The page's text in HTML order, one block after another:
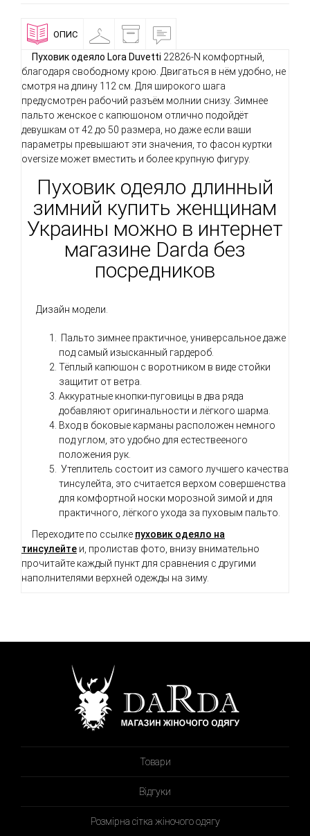
ОПИС ПРИМІРОЧНАДОСТАВКА
ОПЛАТА
Пуховик одеяло Lora Duvetti 22826-N комфортный,
благодаря свободному крою. Двигаться в нём удобно, не
смотря на длину 112 см. Для широкого шага
предусмотрен рабочий разъём молнии снизу. Зимнее
пальто женское с капюшоном отлично подойдёт
девушкам от 42 до 50 размера, но даже если ваши
параметры превышают эти значения, то фасон куртки
oversize может вместить и более крупную фигуру.
Пуховик одеяло длинный
зимний купить женщинам
Украины можно в интернет
магазине Darda без
посредников
Дизайн модели.
Пальто зимнее практичное, универсальное даже
под самый изысканный гардероб.
Тёплый капюшон с воротником в виде стойки
защитит от ветра.
Аккуратные кнопки-пуговицы в два ряда
добавляют оригинальности и лёгкого шарма.
Вход в боковые карманы расположен немного
под углом, это удобно для естествееного
положения рук.
Утеплитель состоит из самого лучшего качества
тинсулейта, это считается верхом совершенства
для комфортной носки морозной зимой и для
практичного, лёгкого ухода за пуховым пальто.
Переходите по ссылке пуховик одеяло на
тинсулейте и, пролистав фото, внизу внимательно
прочитайте каждый пункт для сравнения с другими
наполнителями верхней одежды на зиму.
Товари
Відгуки
Розмірна сітка жіночого одягу